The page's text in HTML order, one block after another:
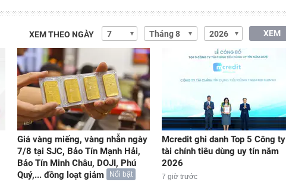
XEM THEO NGÀY XEM
Giá vàng miếng, vàng nhẫn ngày
7/8 tại SJC, Bảo Tín Mạnh Hải,
Bảo Tín Minh Châu, DOJI, Phú
Quý,... đồng loạt giảm
Nổi bật
Mcredit ghi danh Top 5 Công ty
tài chính tiêu dùng uy tín năm
2026
7 giờ trước